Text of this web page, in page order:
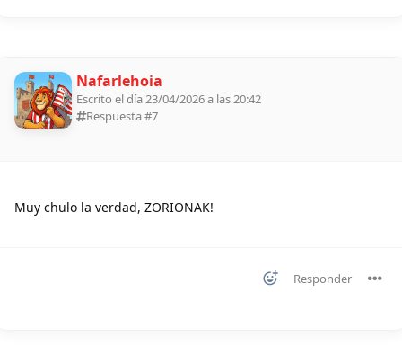
Nafarlehoia
Escrito el día 23/04/2026 a las 20:42
Respuesta #7
Muy chulo la verdad, ZORIONAK!
Responder